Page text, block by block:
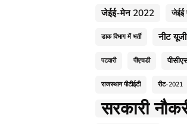
जेईई-मेन 2022 जेईई
डाक विभाग में भर्ती नीट यूजी
पटवारी पीएचडी
राजस्थान पीटीईटी रीट-2021
सरकारी